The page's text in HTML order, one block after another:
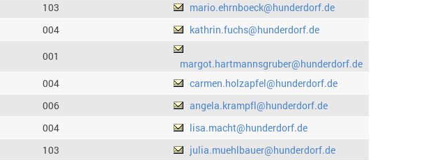
103
mario.ehrnboeck@hunderdorf.de
004
kathrin.fuchs@hunderdorf.de
001
margot.hartmannsgruber@hunderdorf.de
004
carmen.holzapfel@hunderdorf.de
006
angela.krampfl@hunderdorf.de
004
lisa.macht@hunderdorf.de
103
julia.muehlbauer@hunderdorf.de